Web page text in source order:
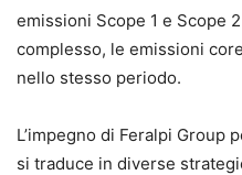
emissioni Scope 1 e Scope
complesso, le emissioni
nello stesso periodo.
L’impegno di Feralpi Group
si traduce in diverse